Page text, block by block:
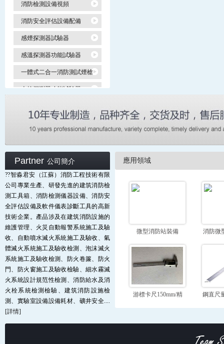
消防檢測設備視頻
消防安全評估設備配備
感煙探測器試驗器
感溫探測器功能試驗器
一體式二合一消防測試煙槍
火焰探測器功能試驗器
Partner 公司簡介
??智淼君安（江蘇）消防工程技術有限
公司 專業生產、研發先進的建筑消防檢
測工具箱、消防檢測儀器設備、消防安
全評估設備及軟件儀表診斷工具的高新
技術企業。產品涉及在建筑消防設施的
維護管理、火災自動報警系統施工及驗
收、自動噴水滅火系統施工及驗收、氣
體滅火系統施工及驗收檢測、泡沫滅火
系統施工及驗收檢測、防火卷簾、防火
門、防火窗施工及驗收檢驗、細水霧滅
火系統設計規范性檢測、消防給水及消
火栓系統檢測檢驗、建筑消防設施檢
測、實驗室設備設備耗材、礦井安全....
[詳情]
應用領域
微型消防站裝備 消防微
游標卡尺150mm/精
鋼直尺